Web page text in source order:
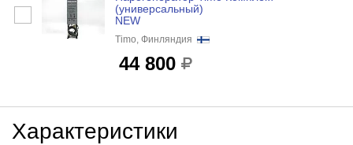
(универсальный)
NEW
Timo, Финляндия
44 800
Характеристики